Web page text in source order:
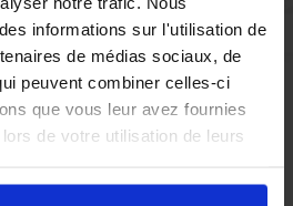
informations sur l'utilisation de
de médias sociaux, de
peuvent combiner celles-ci
que vous leur avez fournies
de votre utilisation de leurs
d’évaluation de votre expérience
AS DE PIC.
pensé à tout
de nuisibles tels que les